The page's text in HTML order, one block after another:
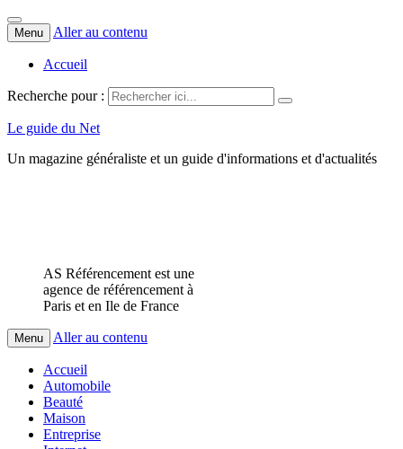
Menu Aller au contenu
Accueil
Recherche pour :
Le guide du Net
Un magazine généraliste et un guide d'informations et d'actualités
AS Référencement est une
agence de référencement à
Paris et en Ile de France
Menu Aller au contenu
Accueil
Automobile
Beauté
Maison
Entreprise